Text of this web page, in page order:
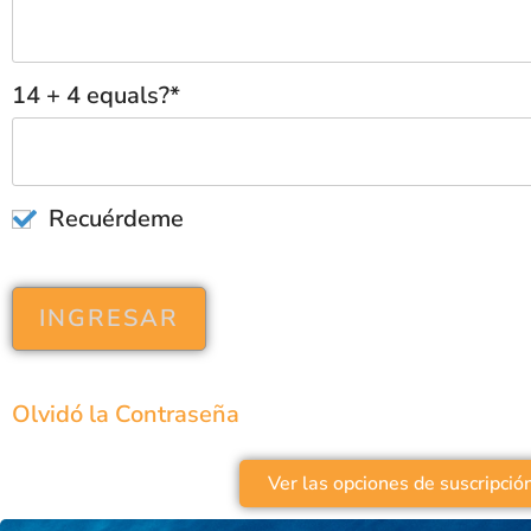
14 + 4 equals?*
Recuérdeme
Olvidó la Contraseña
Ver las opciones de